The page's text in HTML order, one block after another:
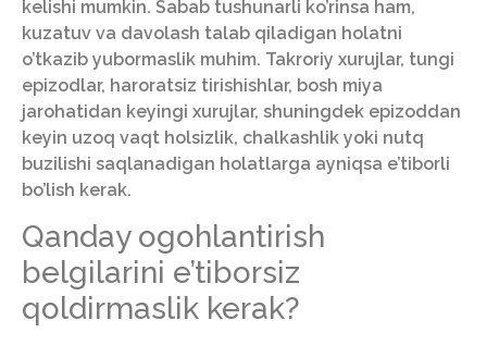
kelishi mumkin. Sabab tushunarli ko’rinsa ham,
kuzatuv va davolash talab qiladigan holatni
o’tkazib yubormaslik muhim. Takroriy xurujlar, tungi
epizodlar, haroratsiz tirishishlar, bosh miya
jarohatidan keyingi xurujlar, shuningdek epizoddan
keyin uzoq vaqt holsizlik, chalkashlik yoki nutq
buzilishi saqlanadigan holatlarga ayniqsa e’tiborli
bo’lish kerak.
Qanday ogohlantirish
belgilarini e’tiborsiz
qoldirmaslik kerak?